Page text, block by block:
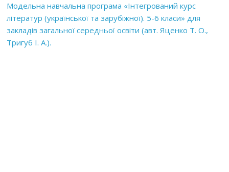
Модельна навчальна програма «Інтегрований курс
літератур (української та зарубіжної). 5-6 класи» для
закладів загальної середньої освіти (авт. Яценко Т. О.,
Тригуб І. А.).